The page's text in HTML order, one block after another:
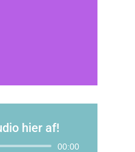
hier af!
00:00